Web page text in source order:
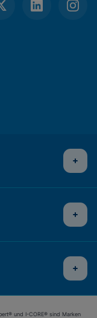
und I-CORE® sind Marken